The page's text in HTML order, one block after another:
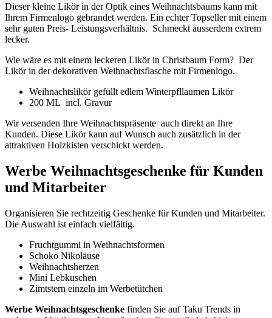
Dieser kleine Likör in der Optik eines Weihnachtsbaums kann mit
Ihrem Firmenlogo gebrandet werden. Ein echter Topseller mit einem
sehr guten Preis- Leistungsverhältnis. Schmeckt ausserdem extrem
lecker.
Wie wäre es mit einem leckeren Likör in Christbaum Form? Der
Likör in der dekorativen Weihnachtsflasche mit Firmenlogo.
Weihnachtslikör gefüllt edlem Winterpfllaumen Likör
200 ML incl. Gravur
Wir versenden Ihre Weihnachtspräsente auch direkt an Ihre
Kunden. Diese Likör kann auf Wunsch auch zusätzlich in der
attraktiven Holzkisten verschickt werden.
Werbe Weihnachtsgeschenke für Kunden
und Mitarbeiter
Organisieren Sie rechtzeitig Geschenke für Kunden und Mitarbeiter.
Die Auswahl ist einfach vielfältig.
Fruchtgummi in Weihnachtsformen
Schoko Nikoläuse
Weihnachtsherzen
Mini Lebkuschen
Zimtstern einzeln im Werbetütchen
Werbe Weihnachtsgeschenke finden Sie auf Taku Trends in